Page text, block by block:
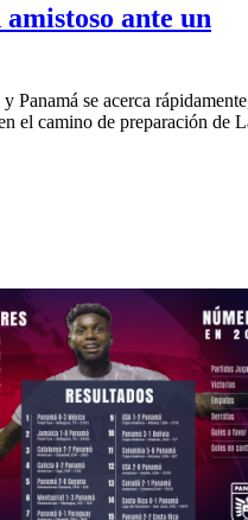
ante un
Panamá se acerca
el camino de preparación de